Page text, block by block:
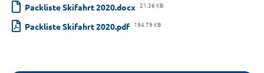
Packliste Skifahrt 2020.docx 21.36 KB
Packliste Skifahrt 2020.pdf 194.79 KB